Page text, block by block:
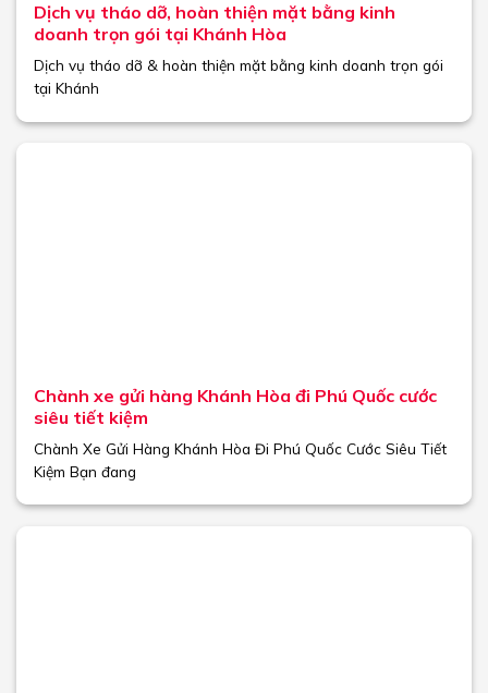
Dịch vụ tháo dỡ, hoàn thiện mặt bằng kinh
doanh trọn gói tại Khánh Hòa
Dịch vụ tháo dỡ & hoàn thiện mặt bằng kinh doanh trọn gói
tại Khánh
Chành xe gửi hàng Khánh Hòa đi Phú Quốc cước
siêu tiết kiệm
Chành Xe Gửi Hàng Khánh Hòa Đi Phú Quốc Cước Siêu Tiết
Kiệm Bạn đang